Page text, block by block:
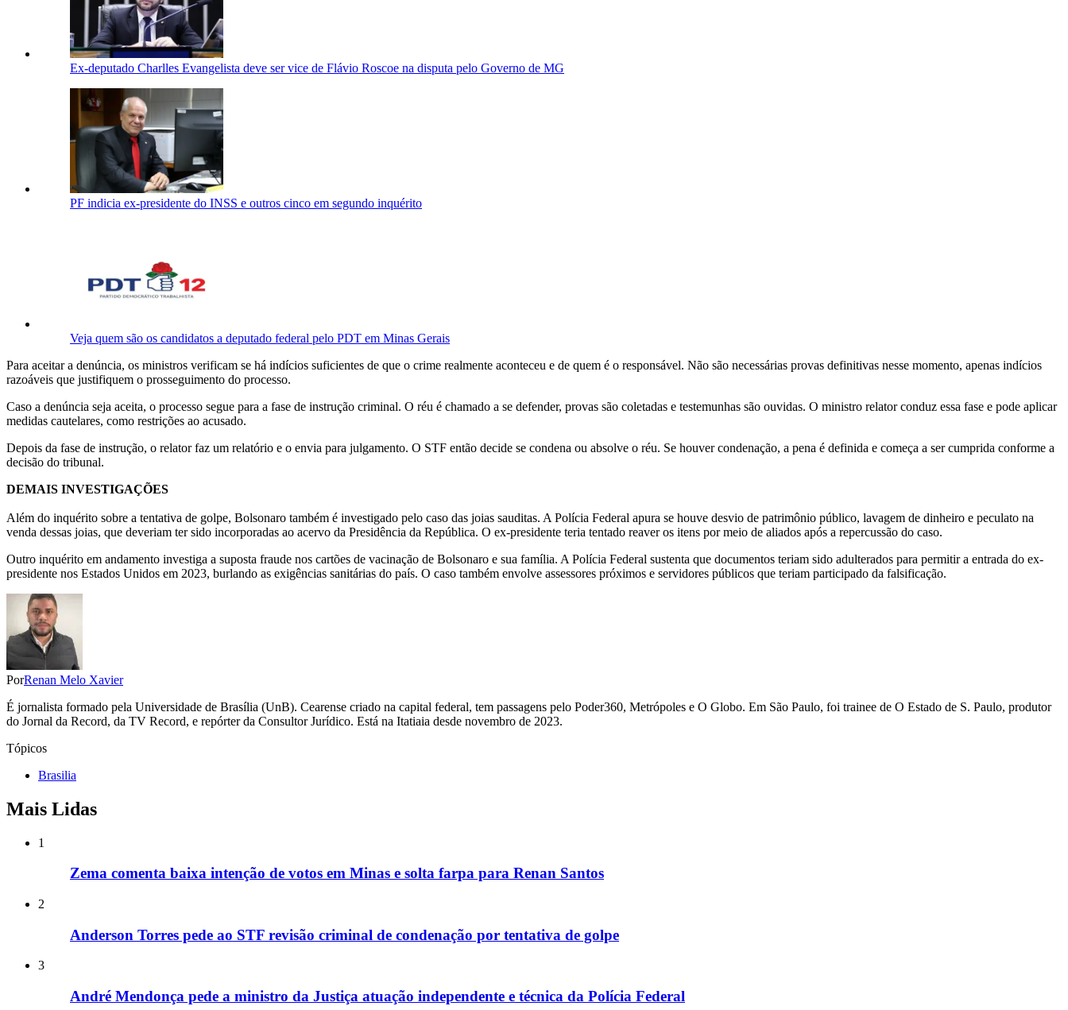
Ex-deputado Charlles Evangelista deve ser vice de Flávio Roscoe na disputa pelo Governo de MG
PF indicia ex-presidente do INSS e outros cinco em segundo inquérito
Veja quem são os candidatos a deputado federal pelo PDT em Minas Gerais
Para aceitar a denúncia, os ministros verificam se há indícios suficientes de que o crime realmente aconteceu e de quem é o responsável. Não são necessárias provas definitivas nesse momento, apenas indícios
razoáveis que justifiquem o prosseguimento do processo.
Caso a denúncia seja aceita, o processo segue para a fase de instrução criminal. O réu é chamado a se defender, provas são coletadas e testemunhas são ouvidas. O ministro relator conduz essa fase e pode aplicar
medidas cautelares, como restrições ao acusado.
Depois da fase de instrução, o relator faz um relatório e o envia para julgamento. O STF então decide se condena ou absolve o réu. Se houver condenação, a pena é definida e começa a ser cumprida conforme a
decisão do tribunal.
DEMAIS INVESTIGAÇÕES
Além do inquérito sobre a tentativa de golpe, Bolsonaro também é investigado pelo caso das joias sauditas. A Polícia Federal apura se houve desvio de patrimônio público, lavagem de dinheiro e peculato na
venda dessas joias, que deveriam ter sido incorporadas ao acervo da Presidência da República. O ex-presidente teria tentado reaver os itens por meio de aliados após a repercussão do caso.
Outro inquérito em andamento investiga a suposta fraude nos cartões de vacinação de Bolsonaro e sua família. A Polícia Federal sustenta que documentos teriam sido adulterados para permitir a entrada do ex-
presidente nos Estados Unidos em 2023, burlando as exigências sanitárias do país. O caso também envolve assessores próximos e servidores públicos que teriam participado da falsificação.
PorRenan Melo Xavier
É jornalista formado pela Universidade de Brasília (UnB). Cearense criado na capital federal, tem passagens pelo Poder360, Metrópoles e O Globo. Em São Paulo, foi trainee de O Estado de S. Paulo, produtor
do Jornal da Record, da TV Record, e repórter da Consultor Jurídico. Está na Itatiaia desde novembro de 2023.
Tópicos
Brasilia
Mais Lidas
1
Zema comenta baixa intenção de votos em Minas e solta farpa para Renan Santos
2
Anderson Torres pede ao STF revisão criminal de condenação por tentativa de golpe
3
André Mendonça pede a ministro da Justiça atuação independente e técnica da Polícia Federal